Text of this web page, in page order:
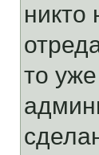
никто
то